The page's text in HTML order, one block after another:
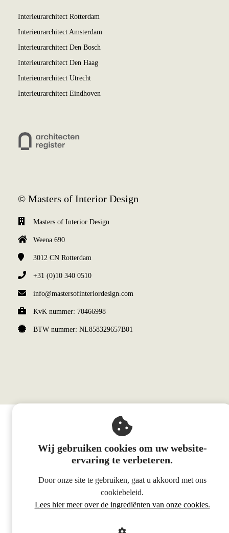
Interieurarchitect Rotterdam
Interieurarchitect Amsterdam
Interieurarchitect Den Bosch
Interieurarchitect Den Haag
Interieurarchitect Utrecht
Interieurarchitect Eindhoven
© Masters of Interior Design
Masters of Interior Design
Weena 690
3012 CN Rotterdam
+31 (0)10 340 0510
info@mastersofinteriordesign.com
KvK nummer: 70466998
BTW nummer: NL858329657B01
Wij gebruiken cookies om uw website-
ervaring te verbeteren.
Door onze site te gebruiken, gaat u akkoord met ons
cookiebeleid.
Lees hier meer over de ingrediënten van onze cookies.